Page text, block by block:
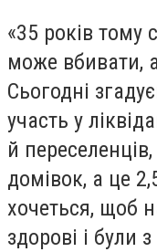
«35 років тому
може вбивати,
Сьогодні
участь у
й
домівок, а це
хочеться, щоб
здорові і були